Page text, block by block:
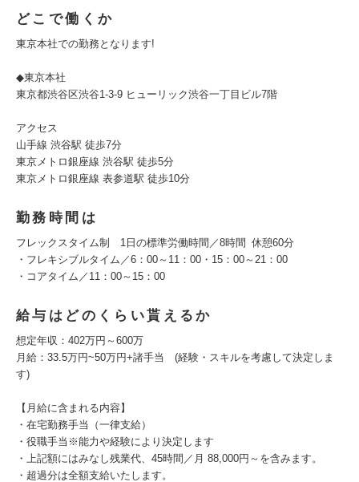
どこで働くか
東京本社での勤務となります!
◆東京本社
東京都渋谷区渋谷1-3-9 ヒューリック渋谷一丁目ビル7階
アクセス
山手線 渋谷駅 徒歩7分
東京メトロ銀座線 渋谷駅 徒歩5分
東京メトロ銀座線 表参道駅 徒歩10分
勤務時間は
フレックスタイム制 1日の標準労働時間／8時間 休憩60分
・フレキシブルタイム／6：00～11：00・15：00～21：00
・コアタイム／11：00～15：00
給与はどのくらい貰えるか
想定年収：402万円～600万
月給：33.5万円~50万円+諸手当 (経験・スキルを考慮して決定しま
す)
【月給に含まれる内容】
・在宅勤務手当（一律支給）
・役職手当※能力や経験により決定します
・上記額にはみなし残業代、45時間／月 88,000円～を含みます。
・超過分は全額支給いたします。